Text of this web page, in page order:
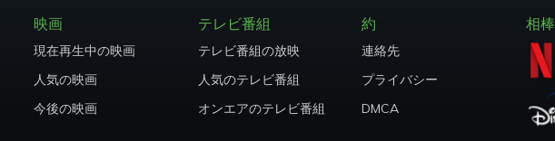
映画
現在再生中の映画
人気の映画
今後の映画
テレビ番組
テレビ番組の放映
人気のテレビ番組
オンエアのテレビ番組
約
連絡先
プライバシー
DMCA
相棒